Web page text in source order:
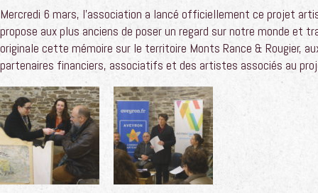
Mercredi 6 mars, l’association a lancé officiellement ce projet
propose aux plus anciens de poser un regard sur notre monde et
originale cette mémoire sur le territoire Monts Rance & Rougier,
partenaires financiers, associatifs et des artistes associés au